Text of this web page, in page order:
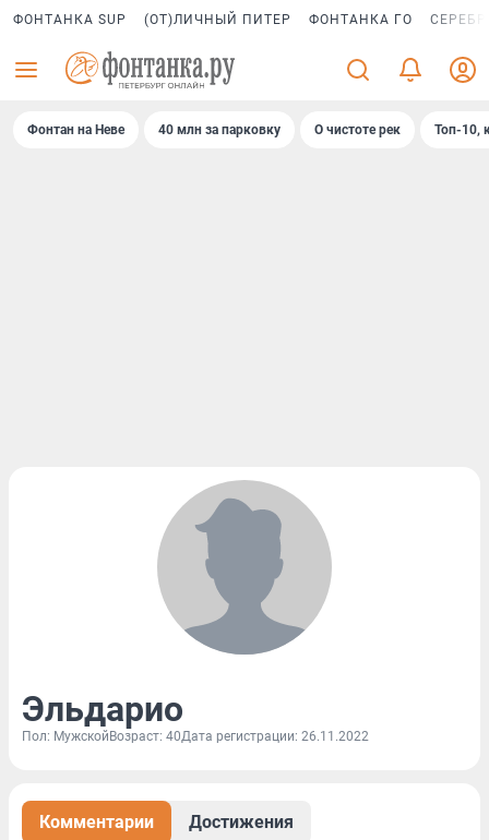
ФОНТАНКА SUP (ОТ)ЛИЧНЫЙ ПИТЕР ФОНТАНКА ГО
Фонтан на Неве 40 млн за парковку О чистоте рек Топ-10,
Эльдарио
Пол: Мужской Возраст: 40Дата регистрации: 26.11.2022
Комментарии Достижения